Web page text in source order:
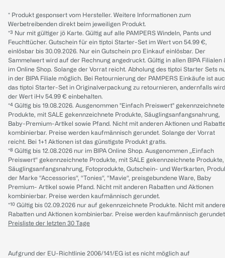
* Produkt gesponsert vom Hersteller. Weitere Informationen zum
Werbetreibenden direkt beim jeweiligen Produkt.
*³ Nur mit gültiger jö Karte. Gültig auf alle PAMPERS Windeln, Pants und
Feuchttücher. Gutschein für ein tiptoi Starter-Set im Wert von 54.99 €,
einlösbar bis 30.09.2026. Nur ein Gutschein pro Einkauf einlösbar. Der
Sammelwert wird auf der Rechnung angedruckt. Gültig in allen BIPA Filialen
im Online Shop. Solange der Vorrat reicht. Abholung des tiptoi Starter Sets
in der BIPA Filiale möglich. Bei Retournierung der PAMPERS Einkäufe ist
das tiptoi Starter-Set in Originalverpackung zu retournieren, andernfalls wird
der Wert iHv 54.99 € einbehalten.
*⁴ Gültig bis 19.08.2026. Ausgenommen "Einfach Preiswert" gekennzeichnete
Produkte, mit SALE gekennzeichnete Produkte, Säuglingsanfangsnahrung,
Baby-Premium-Artikel sowie Pfand. Nicht mit anderen Aktionen und
kombinierbar. Preise werden kaufmännisch gerundet. Solange der Vorrat
reicht. Bei 1+1 Aktionen ist das günstigste Produkt gratis.
*⁸ Gültig bis 12.08.2026 nur im BIPA Online Shop. Ausgenommen „Einfach
Preiswert“ gekennzeichnete Produkte, mit SALE gekennzeichnete Produkte,
Säuglingsanfangsnahrung, Fotoprodukte, Gutschein- und Wertkarten,
der Marke “Accessories“, “Tonies“, “Mavie“, preisgebundene Ware, Baby
Premium- Artikel sowie Pfand. Nicht mit anderen Rabatten und Aktionen
kombinierbar. Preise werden kaufmännisch gerundet.
*¹⁰ Gültig bis 02.09.2026 nur auf gekennzeichnete Produkte. Nicht mit
Rabatten und Aktionen kombinierbar. Preise werden kaufmännisch
Preisliste der letzten 30 Tage
Aufgrund der EU-Richtlinie 2006/141/EG ist es nicht möglich auf